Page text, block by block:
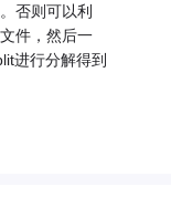
否则可以利
件，然后一
进行分解得到